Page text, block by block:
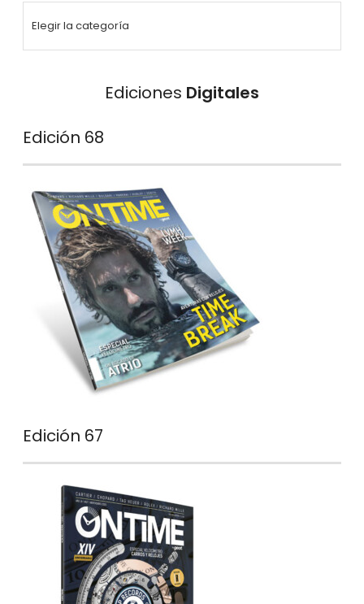
Ediciones Digitales
Edición 68
Edición 67